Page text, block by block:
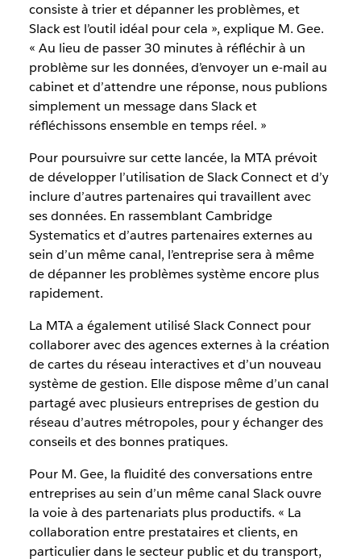
consiste à trier et dépanner les problèmes, et
Slack est l’outil idéal pour cela », explique M. Gee.
« Au lieu de passer 30 minutes à réfléchir à un
problème sur les données, d’envoyer un e-mail au
cabinet et d’attendre une réponse, nous publions
simplement un message dans Slack et
réfléchissons ensemble en temps réel. »
Pour poursuivre sur cette lancée, la MTA prévoit
de développer l’utilisation de Slack Connect et d’y
inclure d’autres partenaires qui travaillent avec
ses données. En rassemblant Cambridge
Systematics et d’autres partenaires externes au
sein d’un même canal, l’entreprise sera à même
de dépanner les problèmes système encore plus
rapidement.
La MTA a également utilisé Slack Connect pour
collaborer avec des agences externes à la création
de cartes du réseau interactives et d’un nouveau
système de gestion. Elle dispose même d’un canal
partagé avec plusieurs entreprises de gestion du
réseau d’autres métropoles, pour y échanger des
conseils et des bonnes pratiques.
Pour M. Gee, la fluidité des conversations entre
entreprises au sein d’un même canal Slack ouvre
la voie à des partenariats plus productifs. « La
collaboration entre prestataires et clients, en
particulier dans le secteur public et du transport,